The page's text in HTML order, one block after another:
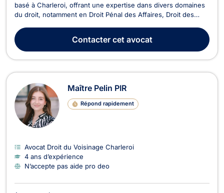
basé à Charleroi, offrant une expertise dans divers domaines
du droit, notamment en Droit Pénal des Affaires, Droit des
Permis de conduire, Droit Civil, Droit des Affaires, Droit des
Associations et des Fondations, Droit É...
Contactercet avocat
Maître Pelin PIR
Répond rapidement
Avocat Droit du Voisinage Charleroi
4 ans d’expérience
N’accepte pas aide pro deo